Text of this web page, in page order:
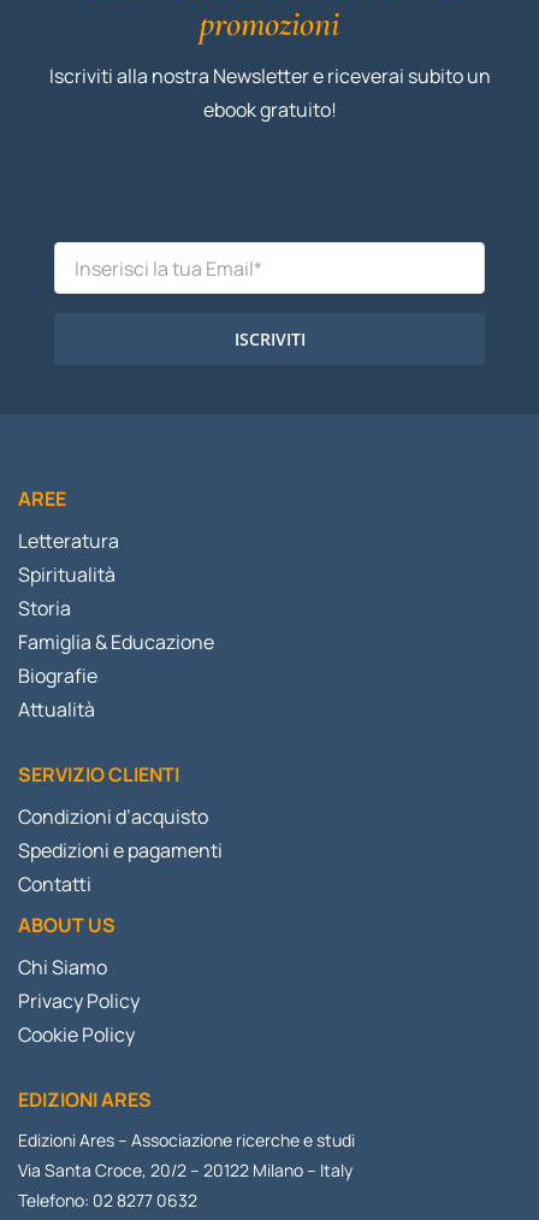
promozioni
Iscriviti alla nostra Newsletter e riceverai subito un
ebook gratuito!
ISCRIVITI
AREE
Letteratura
Spiritualità
Storia
Famiglia & Educazione
Biografie
Attualità
SERVIZIO CLIENTI
Condizioni d’acquisto
Spedizioni e pagamenti
Contatti
ABOUT US
Chi Siamo
Privacy Policy
Cookie Policy
EDIZIONI ARES
Edizioni Ares – Associazione ricerche e studi
Via Santa Croce, 20/2 – 20122 Milano – Italy
Telefono: 02 8277 0632